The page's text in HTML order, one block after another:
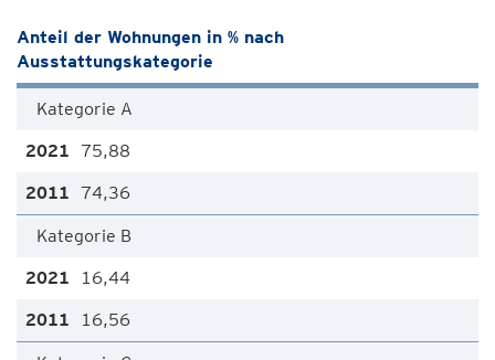
Anteil der Wohnungen in % nach
Ausstattungskategorie
Kategorie A
75,88
74,36
Kategorie B
16,44
16,56